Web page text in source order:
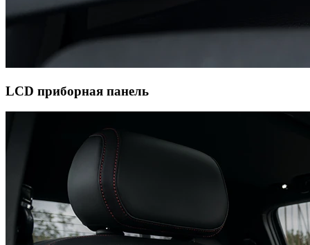
LCD приборная панель